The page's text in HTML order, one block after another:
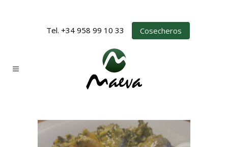
Tel. +34 958 99 10 33 Cosecheros